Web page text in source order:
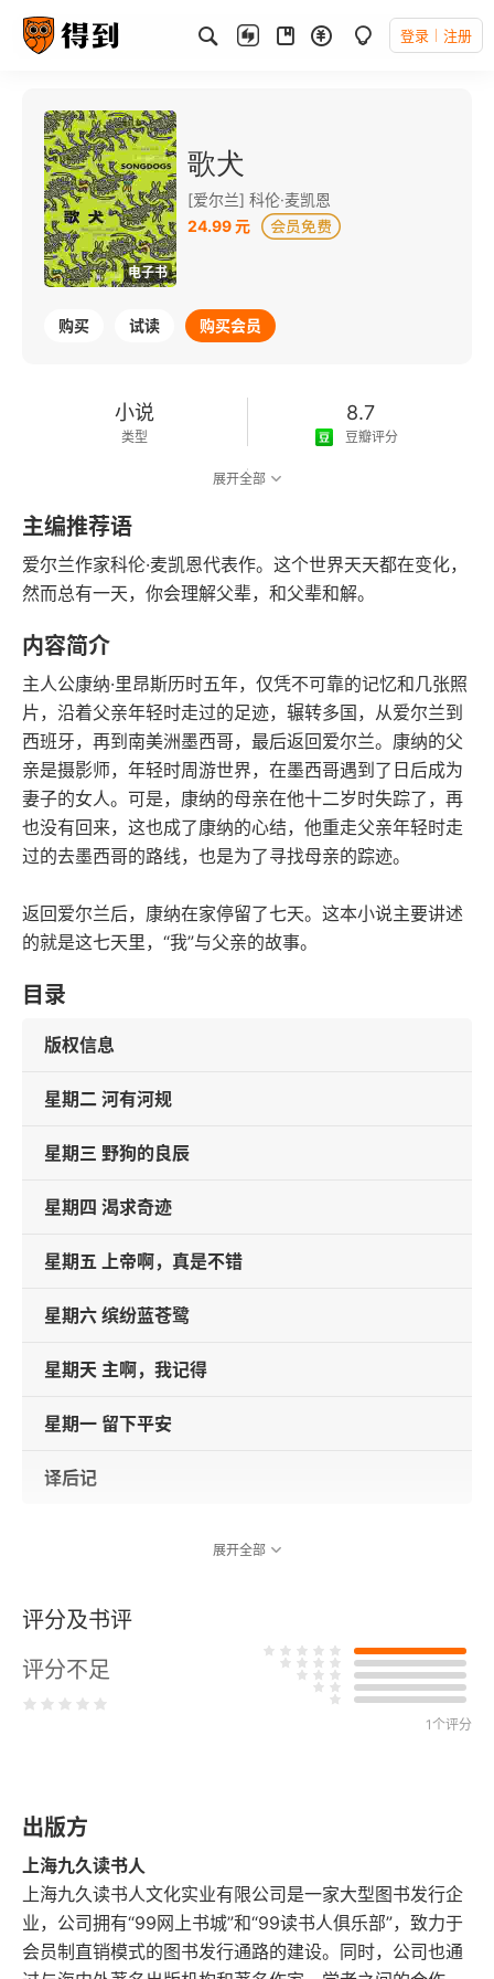
登录 注册
电子书
歌犬
[爱尔兰] 科伦·麦凯恩
24.99 元
购买 试读 购买会员
小说
类型
8.7
豆瓣评分
2023-03-01
发行日期
展开全部
主编推荐语
爱尔兰作家科伦·麦凯恩代表作。这个世界天天都在变化，
然而总有一天，你会理解父辈，和父辈和解。
内容简介
主人公康纳·里昂斯历时五年，仅凭不可靠的记忆和几张照
片，沿着父亲年轻时走过的足迹，辗转多国，从爱尔兰到
西班牙，再到南美洲墨西哥，最后返回爱尔兰。康纳的父
亲是摄影师，年轻时周游世界，在墨西哥遇到了日后成为
妻子的女人。可是，康纳的母亲在他十二岁时失踪了，再
也没有回来，这也成了康纳的心结，他重走父亲年轻时走
过的去墨西哥的路线，也是为了寻找母亲的踪迹。
返回爱尔兰后，康纳在家停留了七天。这本小说主要讲述
的就是这七天里，“我”与父亲的故事。
目录
版权信息
星期二 河有河规
星期三 野狗的良辰
星期四 渴求奇迹
星期五 上帝啊，真是不错
星期六 缤纷蓝苍鹭
星期天 主啊，我记得
星期一 留下平安
译后记
展开全部
评分及书评
评分不足
1个评分
出版方
上海九久读书人
上海九久读书人文化实业有限公司是一家大型图书发行企
业，公司拥有“99网上书城”和“99读书人俱乐部”，致力于
会员制直销模式的图书发行通路的建设。同时，公司也通